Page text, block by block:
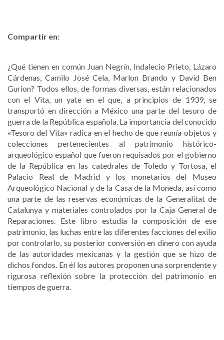
Compartir en:
¿Qué tienen en común Juan Negrín, Indalecio Prieto, Lázaro
Cárdenas, Camilo José Cela, Marlon Brando y David Ben
Gurion? Todos ellos, de formas diversas, están relacionados
con el Vita, un yate en el que, a principios de 1939, se
transportó en dirección a México una parte del tesoro de
guerra de la República española. La importancia del conocido
«Tesoro del Vita» radica en el hecho de que reunía objetos y
colecciones pertenecientes al patrimonio histórico-
arqueológico español que fueron requisados por el gobierno
de la República en las catedrales de Toledo y Tortosa, el
Palacio Real de Madrid y los monetarios del Museo
Arqueológico Nacional y de la Casa de la Moneda, así como
una parte de las reservas económicas de la Generalitat de
Catalunya y materiales controlados por la Caja General de
Reparaciones. Este libro estudia la composición de ese
patrimonio, las luchas entre las diferentes facciones del exilio
por controlarlo, su posterior conversión en dinero con ayuda
de las autoridades mexicanas y la gestión que se hizo de
dichos fondos. En él los autores proponen una sorprendente y
rigurosa reflexión sobre la protección del patrimonio en
tiempos de guerra.